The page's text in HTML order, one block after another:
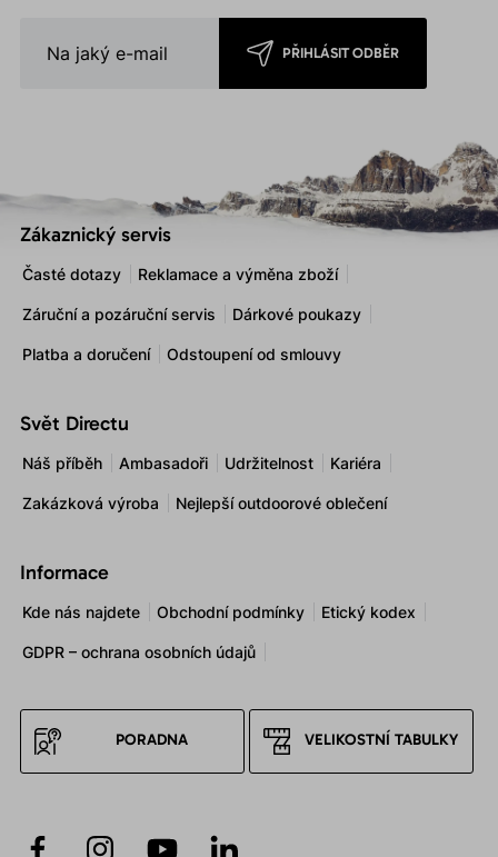
PŘIHLÁSIT ODBĚR
Zákaznický servis
Časté dotazy Reklamace a výměna zboží
Záruční a pozáruční servis Dárkové poukazy
Platba a doručení Odstoupení od smlouvy
Svět Directu
Náš příběh Ambasadoři Udržitelnost Kariéra
Zakázková výroba Nejlepší outdoorové oblečení
Informace
Kde nás najdete Obchodní podmínky Etický kodex
GDPR – ochrana osobních údajů
PORADNA VELIKOSTNÍ TABULKY